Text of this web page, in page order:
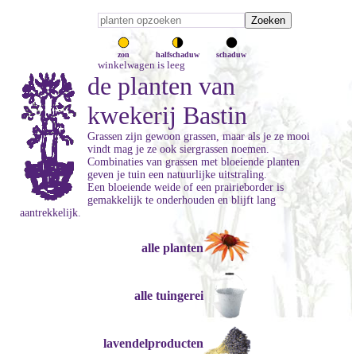
zon halfschaduw schaduw
winkelwagen is leeg
de planten van
kwekerij Bastin
Grassen zijn gewoon grassen, maar als je ze mooi
vindt mag je ze ook siergrassen noemen.
Combinaties van grassen met bloeiende planten
geven je tuin een natuurlijke uitstraling.
Een bloeiende weide of een prairieborder is
gemakkelijk te onderhouden en blijft lang
aantrekkelijk.
alle planten
alle tuingerei
lavendelproducten